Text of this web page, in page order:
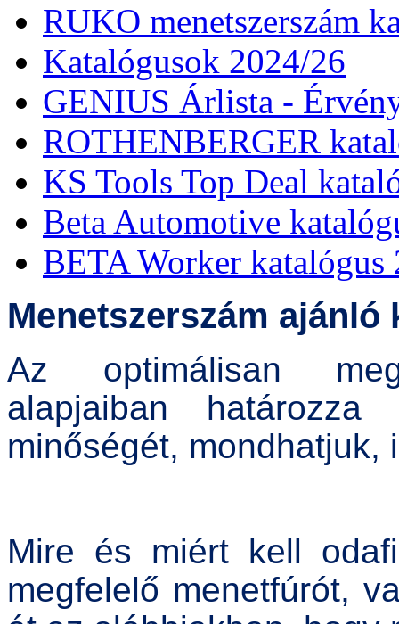
RUKO menetszerszám
Katalógusok 2024/26
GENIUS Árlista -
ROTHENBERGER
KS Tools Top Deal
Beta Automotive
BETA Worker katalógus
Menetszerszám ajánló
Az optimálisan
alapjaiban
minőségét, mondhatjuk,
Mire és miért kell
megfelelő menetfúrót,